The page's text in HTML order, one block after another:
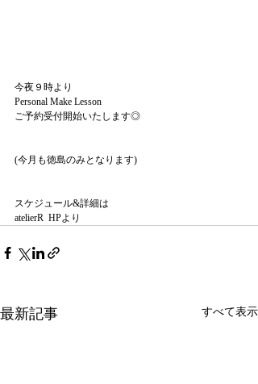
今夜９時より
Personal Make Lesson
ご予約受付開始いたします◎
(今月も徳島のみとなります)
スケジュール&詳細は
atelierR  HPより
最新記事 すべて表示